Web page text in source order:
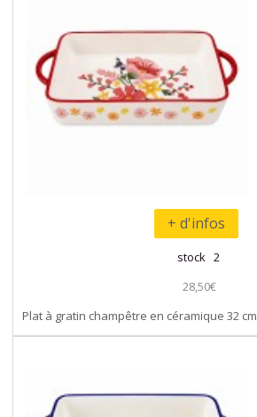
+ d'infos
stock 2
28,50€
Plat à gratin champêtre en céramique 32 cm